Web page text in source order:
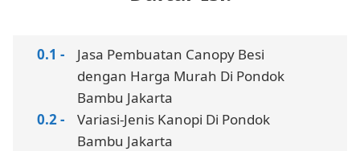
Jasa Pembuatan Canopy Besi
dengan Harga Murah Di Pondok
Bambu Jakarta
Variasi-Jenis Kanopi Di Pondok
Bambu Jakarta